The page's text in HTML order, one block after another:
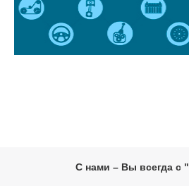
С нами – Вы всегда с